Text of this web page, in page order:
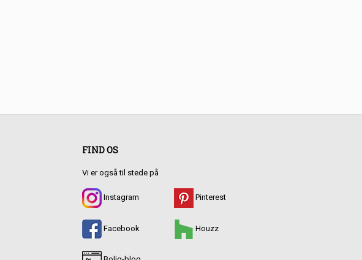
FIND OS
Vi er også til stede på
Instagram
Facebook
Pinterest
Houzz